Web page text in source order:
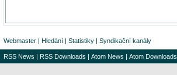
Webmaster | Hledání | Statistiky | Syndikační kanály
RSS News | RSS Downloads | Atom News | Atom Downloads